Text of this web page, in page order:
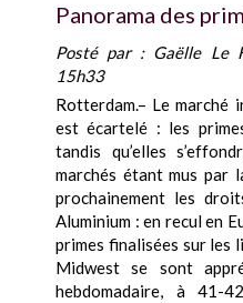
Panorama des
Posté par : Gaëlle Le
15h33
Rotterdam.– Le marché
est écartelé : les
tandis qu’elles
marchés étant mus par
prochainement les
Aluminium : en recul en
primes finalisées sur les
Midwest se sont
hebdomadaire, à 41-